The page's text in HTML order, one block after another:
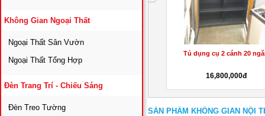
Không Gian Ngoại Thất
Ngoại Thất Sân Vườn
Ngoại Thất Tổng Hợp
Đèn Trang Trí - Chiếu Sáng
Đèn Treo Tường
Tủ dụng cụ 2 cánh 20
16,800,000đ
SẢN PHẨM KHÔNG GIAN NỘI